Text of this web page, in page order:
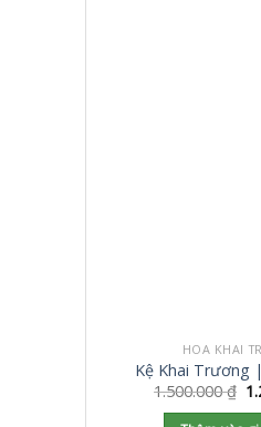
HOA KHAI
Kệ Khai Trương
1.500.000₫